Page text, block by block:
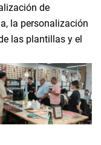
de
la personalización
las plantillas y el